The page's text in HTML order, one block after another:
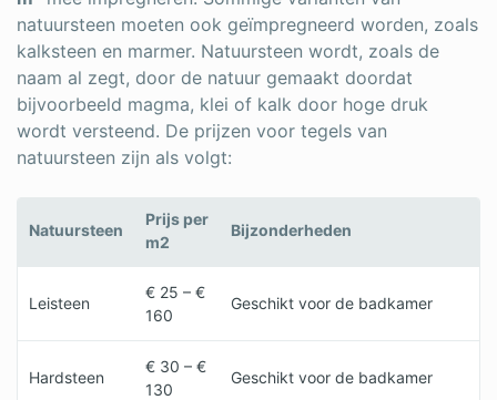
natuursteen moeten ook geïmpregneerd worden, zoals
kalksteen en marmer. Natuursteen wordt, zoals de
naam al zegt, door de natuur gemaakt doordat
bijvoorbeeld magma, klei of kalk door hoge druk
wordt versteend. De prijzen voor tegels van
natuursteen zijn als volgt:
Natuursteen
Prijs per
m2
Bijzonderheden
Leisteen
€ 25 – €
160
Geschikt voor de badkamer
Hardsteen
€ 30 – €
130
Geschikt voor de badkamer